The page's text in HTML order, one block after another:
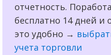
отчетность.
бесплатно 14 дней и
это удобно →
учета торговли